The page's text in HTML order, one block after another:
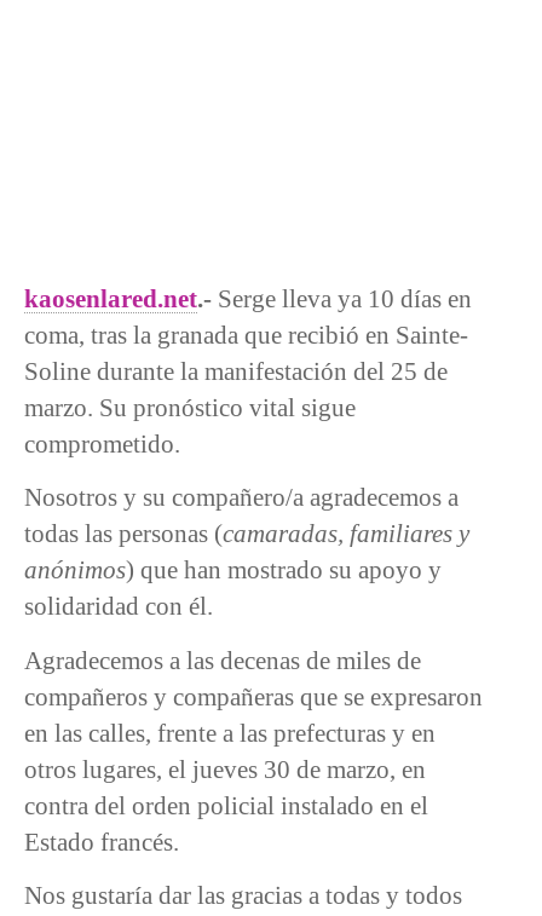
kaosenlared.net.- Serge lleva ya 10 días en
coma, tras la granada que recibió en Sainte-
Soline durante la manifestación del 25 de
marzo. Su pronóstico vital sigue
comprometido.
Nosotros y su compañero/a agradecemos a
todas las personas (camaradas, familiares y
anónimos) que han mostrado su apoyo y
solidaridad con él.
Agradecemos a las decenas de miles de
compañeros y compañeras que se expresaron
en las calles, frente a las prefecturas y en
otros lugares, el jueves 30 de marzo, en
contra del orden policial instalado en el
Estado francés.
Nos gustaría dar las gracias a todas y todos